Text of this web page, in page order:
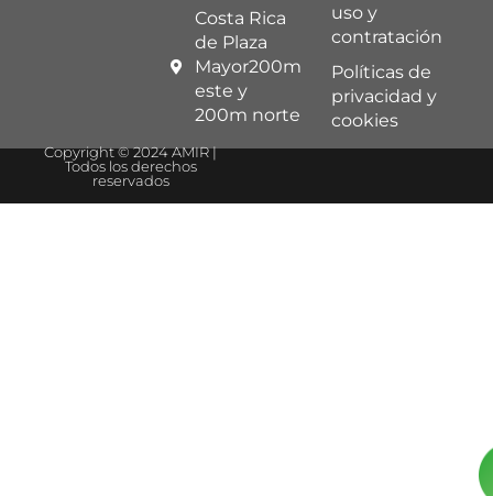
Costa Rica
de Plaza
Mayor200m
este y
200m norte
uso y
contratación
Políticas de
privacidad y
cookies
Copyright © 2024 AMIR |
Todos los derechos
reservados